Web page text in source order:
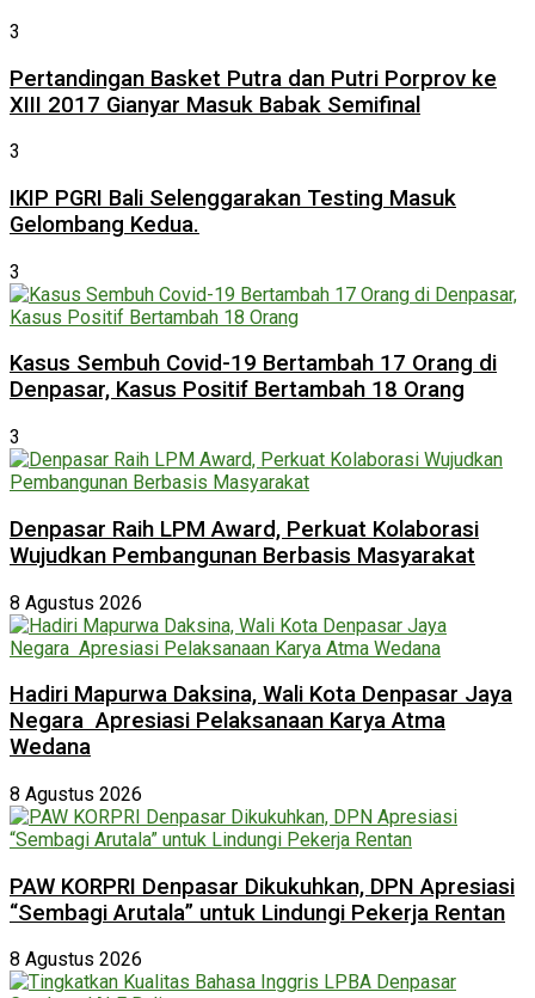
3
Pertandingan Basket Putra dan Putri Porprov ke
XIII 2017 Gianyar Masuk Babak Semifinal
3
IKIP PGRI Bali Selenggarakan Testing Masuk
Gelombang Kedua.
3
Kasus Sembuh Covid-19 Bertambah 17 Orang di
Denpasar, Kasus Positif Bertambah 18 Orang
3
Denpasar Raih LPM Award, Perkuat Kolaborasi
Wujudkan Pembangunan Berbasis Masyarakat
8 Agustus 2026
Hadiri Mapurwa Daksina, Wali Kota Denpasar Jaya
Negara Apresiasi Pelaksanaan Karya Atma
Wedana
8 Agustus 2026
PAW KORPRI Denpasar Dikukuhkan, DPN Apresiasi
“Sembagi Arutala” untuk Lindungi Pekerja Rentan
8 Agustus 2026